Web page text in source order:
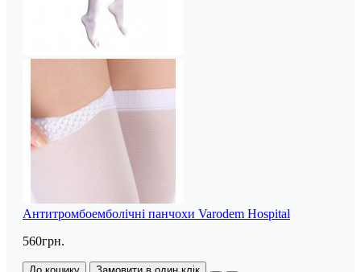
Антитромбоемболічні панчохи Varodem Hospital
560грн.